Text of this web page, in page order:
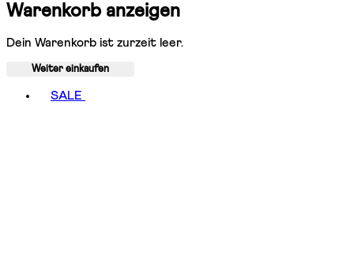
Warenkorb anzeigen
Dein Warenkorb ist zurzeit leer.
Weiter einkaufen
SALE